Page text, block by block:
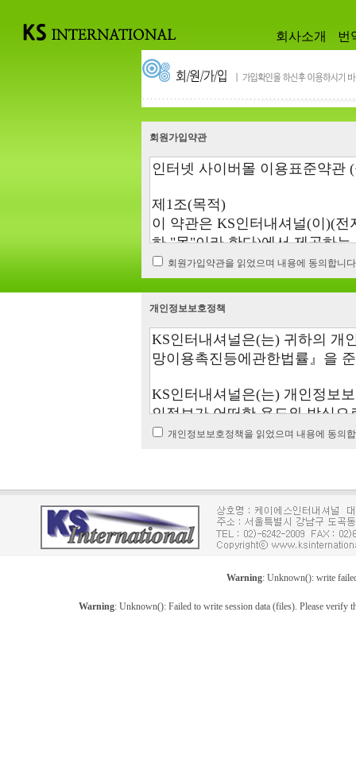
회사소개 번
회원가입약관
회원가입약관을 읽었으며 내용에 동의합니
개인정보보호정책
개인정보보호정책을 읽었으며 내용에 동의
Warning: Unknown(): write
Warning: Unknown(): Failed to write session data (files). Please verify